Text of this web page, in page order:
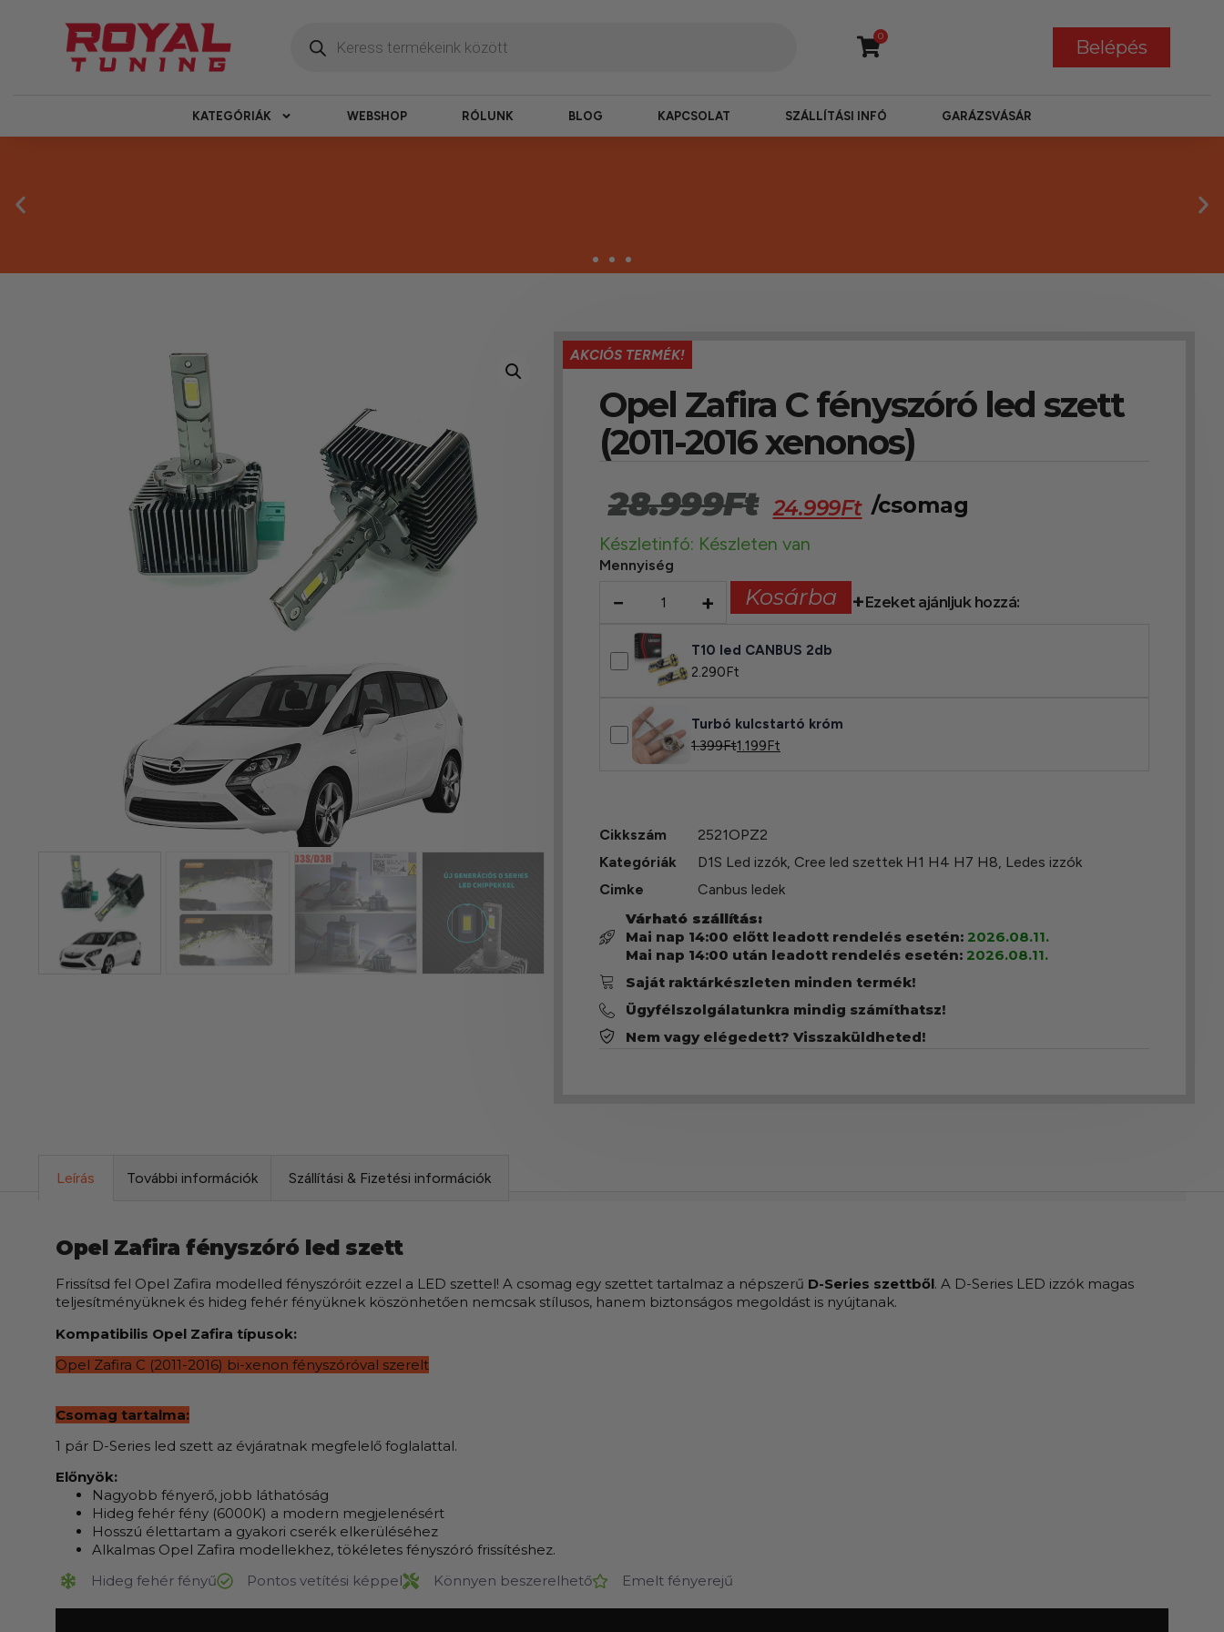
0
Belépés
KATEGÓRIÁK WEBSHOP RÓLUNK BLOG KAPCSOLAT SZÁLLÍTÁSI INFÓ GARÁZSVÁSÁR
Kínálatunkban kizárólag olyan termékek szerepelnek, amelyekben mi is bízunk.
AKCIÓS TERMÉK!
Opel Zafira C fényszóró led szett
(2011-2016 xenonos)
28.999Ft 24.999Ft /csomag
Készletinfó: Készleten van
Mennyiség
− + Kosárba Ezeket ajánljuk hozzá:
T10 led CANBUS 2db
2.290Ft
Turbó kulcstartó króm
1.399Ft1.199Ft
Cikkszám
2521OPZ2
Kategóriák
D1S Led izzók, Cree led szettek H1 H4 H7 H8, Ledes izzók
Cimke
Canbus ledek
Várható szállítás:
Mai nap 14:00 előtt leadott rendelés esetén: 2026.08.11.
Mai nap 14:00 után leadott rendelés esetén: 2026.08.11.
Saját raktárkészleten minden termék!
Ügyfélszolgálatunkra mindig számíthatsz!
Nem vagy elégedett? Visszaküldheted!
Leírás További információk Szállítási & Fizetési információk
Opel Zafirafényszóró led szett
Frissítsd fel Opel Zafira modelled fényszóróit ezzel a LED szettel! A csomag egy szettet tartalmaz a népszerű D-Series szettből. A D-Series LED izzók magas
teljesítményüknek és hideg fehér fényüknek köszönhetően nemcsak stílusos, hanem biztonságos megoldást is nyújtanak.
Kompatibilis Opel Zafira típusok:
Opel Zafira C (2011-2016) bi-xenon fényszóróval szerelt
Csomag tartalma:
1 pár D-Series led szett az évjáratnak megfelelő foglalattal.
Előnyök:
Nagyobb fényerő, jobb láthatóság
Hideg fehér fény (6000K) a modern megjelenésért
Hosszú élettartam a gyakori cserék elkerüléséhez
Alkalmas Opel Zafira modellekhez, tökéletes fényszóró frissítéshez.
Hideg fehér fényű
Pontos vetítési képpel Könnyen beszerelhető Emelt fényerejű